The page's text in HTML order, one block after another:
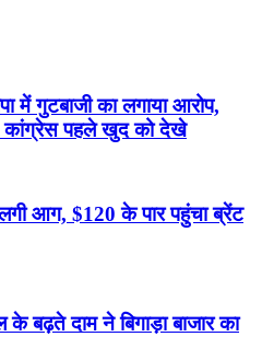
में गुटबाजी का लगाया आरोप,
कांग्रेस पहले खुद को देखे
आग, $120 के पार पहुंचा ब्रेंट
बढ़ते दाम ने बिगाड़ा बाजार का